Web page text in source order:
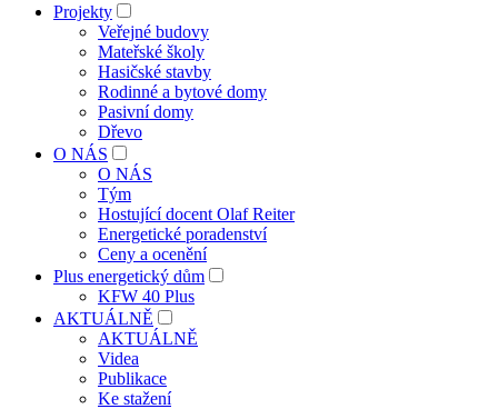
Projekty
Veřejné budovy
Mateřské školy
Hasičské stavby
Rodinné a bytové domy
Pasivní domy
Dřevo
O NÁS
O NÁS
Tým
Hostující docent Olaf Reiter
Energetické poradenství
Ceny a ocenění
Plus energetický dům
KFW 40 Plus
AKTUÁLNĚ
AKTUÁLNĚ
Videa
Publikace
Ke stažení